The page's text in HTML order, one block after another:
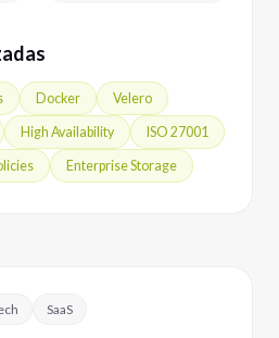
Docker Velero
High Availability ISO 27001
Enterprise Storage
SaaS